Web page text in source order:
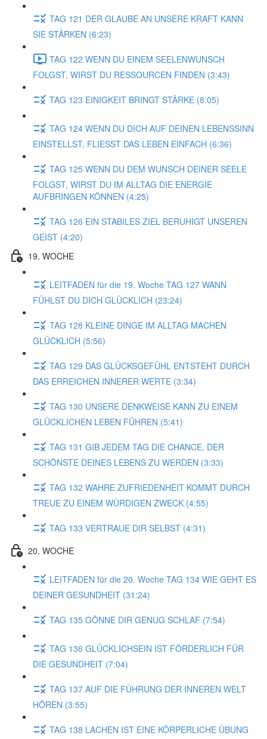
TAG 121 DER GLAUBE AN UNSERE KRAFT KANN
SIE STÄRKEN (6:23)
TAG 122 WENN DU EINEM SEELENWUNSCH
FOLGST, WIRST DU RESSOURCEN FINDEN (3:43)
TAG 123 EINIGKEIT BRINGT STÄRKE (8:05)
TAG 124 WENN DU DICH AUF DEINEN LEBENSSINN
EINSTELLST, FLIESST DAS LEBEN EINFACH (6:36)
TAG 125 WENN DU DEM WUNSCH DEINER SEELE
FOLGST, WIRST DU IM ALLTAG DIE ENERGIE
AUFBRINGEN KÖNNEN (4:25)
TAG 126 EIN STABILES ZIEL BERUHIGT UNSEREN
GEIST (4:20)
19. WOCHE
LEITFADEN für die 19. Woche TAG 127 WANN
FÜHLST DU DICH GLÜCKLICH (23:24)
TAG 128 KLEINE DINGE IM ALLTAG MACHEN
GLÜCKLICH (5:56)
TAG 129 DAS GLÜCKSGEFÜHL ENTSTEHT DURCH
DAS ERREICHEN INNERER WERTE (3:34)
TAG 130 UNSERE DENKWEISE KANN ZU EINEM
GLÜCKLICHEN LEBEN FÜHREN (5:41)
TAG 131 GIB JEDEM TAG DIE CHANCE, DER
SCHÖNSTE DEINES LEBENS ZU WERDEN (3:33)
TAG 132 WAHRE ZUFRIEDENHEIT KOMMT DURCH
TREUE ZU EINEM WÜRDIGEN ZWECK (4:55)
TAG 133 VERTRAUE DIR SELBST (4:31)
20. WOCHE
LEITFADEN für die 20. Woche TAG 134 WIE GEHT ES
DEINER GESUNDHEIT (31:24)
TAG 135 GÖNNE DIR GENUG SCHLAF (7:54)
TAG 136 GLÜCKLICHSEIN IST FÖRDERLICH FÜR
DIE GESUNDHEIT (7:04)
TAG 137 AUF DIE FÜHRUNG DER INNEREN WELT
HÖREN (3:55)
TAG 138 LACHEN IST EINE KÖRPERLICHE ÜBUNG